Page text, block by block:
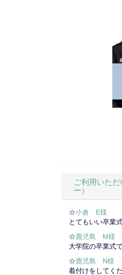
ご利用いた
ー）
☆小倉 E様
とてもいい卒業
☆鹿児島 M様
大学院の卒業式
☆鹿児島 N様
着付けをしてく